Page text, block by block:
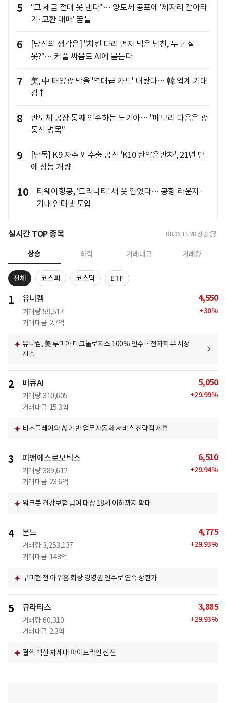
5
"그 세금 절대 못 낸다"… 양도세 공포에 '제자리 갈아타
기·교환 매매' 꿈틀
6
[당신의 생각은] "치킨 다리 먼저 먹은 남친, 누구 잘
못?"… 커플 싸움도 AI에 묻는다
7
美, 中 태양광 막을 '역대급 카드' 내놨다… 韓 업계 기대
감↑
8
반도체 공장 통째 인수하는 노키아… "메모리 다음은 광
통신 병목"
9
[단독] K9 자주포 수출 공신 'K10 탄약운반차', 21년 만
에 성능 개량
10
티웨이항공, '트리니티' 새 옷 입었다… 공항 라운지·
기내 인터넷 도입
실시간 TOP 종목 08.06 11:28 장중
상승 하락 거래대금 거래량
전체 코스피 코스닥 ETF
1 유니켐
거래량 59,517
거래대금 2.7억
4,550
+30%
유니켐, 美 루미아 테크놀로지스 100% 인수…전자피부 시장
진출
2 비큐AI
거래량 310,605
거래대금 15.3억
5,050
+29.99%
비즈플레이와 AI 기반 업무자동화 서비스 전략적 제휴
3 피앤에스로보틱스
거래량 389,612
거래대금 23.6억
6,510
+29.94%
워크봇 건강보험 급여 대상 18세 이하까지 확대
4 본느
거래량 3,253,137
거래대금 148억
4,775
+29.93%
구미현 전 아워홈 회장 경영권 인수로 연속 상한가
5 큐라티스
거래량 60,310
거래대금 2.3억
3,885
+29.93%
결핵 백신 차세대 파이프라인 진전